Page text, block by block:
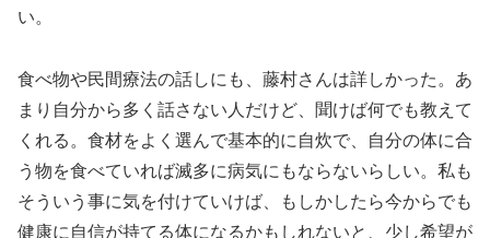
い。
食べ物や民間療法の話しにも、藤村さんは詳しかった。あ
まり自分から多く話さない人だけど、聞けば何でも教えて
くれる。食材をよく選んで基本的に自炊で、自分の体に合
う物を食べていれば滅多に病気にもならないらしい。私も
そういう事に気を付けていけば、もしかしたら今からでも
健康に自信が持てる体になるかもしれないと、少し希望が